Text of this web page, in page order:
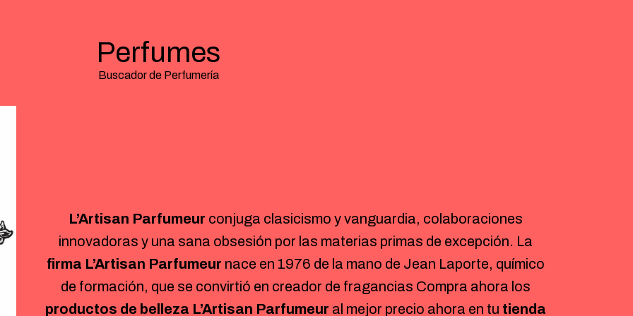
Perfumes
Buscador de Perfumería
L’Artisan Parfumeur conjuga clasicismo y vanguardia, colaboraciones
innovadoras y una sana obsesión por las materias primas de excepción. La
firma L’Artisan Parfumeur nace en 1976 de la mano de Jean Laporte, químico
de formación, que se convirtió en creador de fragancias Compra ahora los
productos de belleza L’Artisan Parfumeur al mejor precio ahora en tu tienda